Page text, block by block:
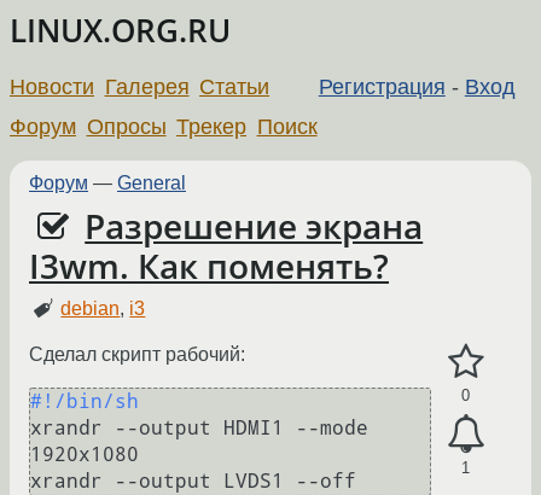
LINUX.ORG.RU
Регистрация - Вход
Новости Галерея Статьи
Форум Опросы Трекер Поиск
Форум — General
Разрешение экрана
I3wm. Как поменять?
debian, i3
0
1
Сделал скрипт рабочий:
#!/bin/sh
xrandr --output HDMI1 --mode
1920x1080
xrandr --output LVDS1 --off